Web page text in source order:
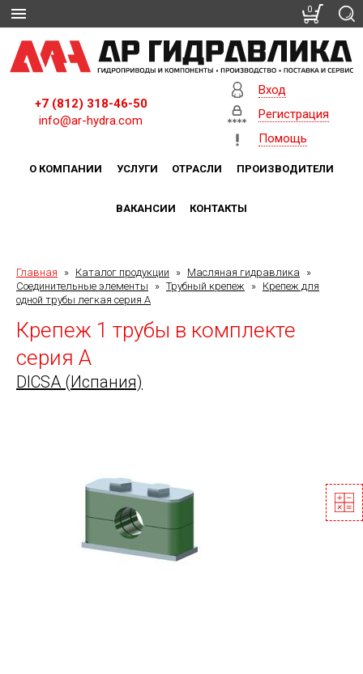
+7 (812) 318-46-50
info@ar-hydra.com
Вход
Регистрация
Помощь
О КОМПАНИИ УСЛУГИ ОТРАСЛИ ПРОИЗВОДИТЕЛИ
ВАКАНСИИ КОНТАКТЫ
Главная » Каталог продукции » Масляная гидравлика
»
Соединительные элементы
» Трубный крепеж » Крепеж для
одной трубы легкая серия A
Крепеж 1 трубы в комплекте
серия A
DICSA (Испания)
0